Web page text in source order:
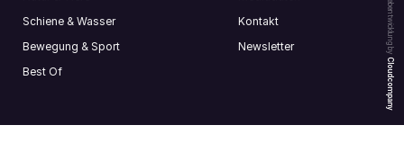
Webentwicklung by
Cloudcompany
Schiene & Wasser
Bewegung & Sport
Best Of
Kontakt
Newsletter